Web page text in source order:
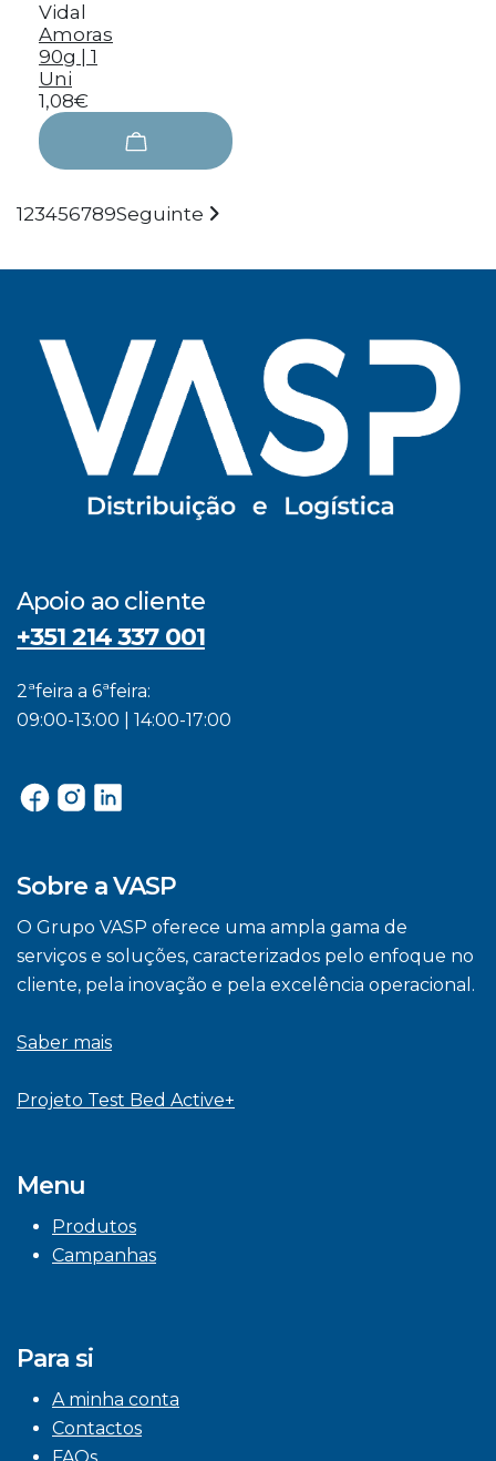
Vidal
Amoras
90g | 1
Uni
1,08€
123456789Seguinte
Apoio ao cliente
+351 214 337 001
2ªfeira a 6ªfeira:
09:00-13:00 | 14:00-17:00
Sobre a VASP
O Grupo VASP oferece uma ampla gama de
serviços e soluções, caracterizados pelo enfoque no
cliente, pela inovação e pela excelência operacional.
Saber mais
Projeto Test Bed Active+
Menu
Produtos
Campanhas
Para si
A minha conta
Contactos